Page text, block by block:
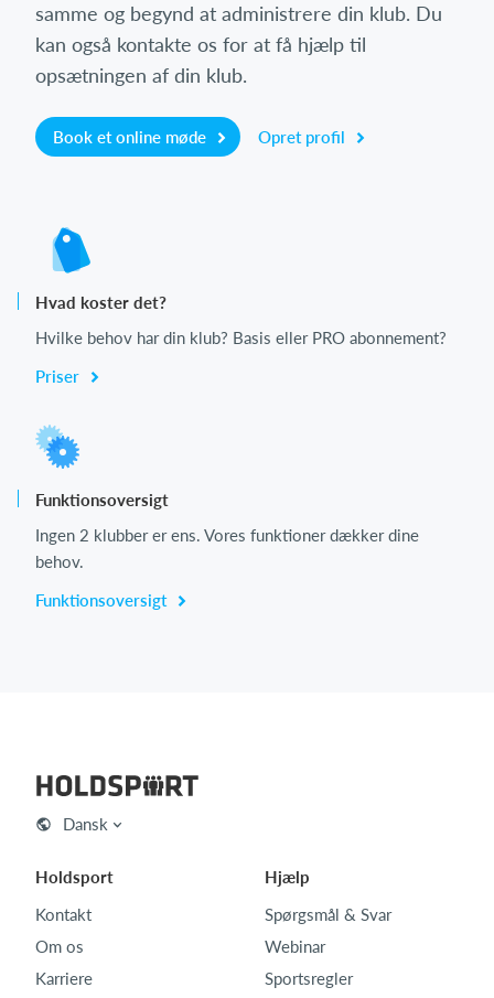
samme og begynd at administrere din klub. Du
kan også kontakte os for at få hjælp til
opsætningen af din klub.
Book et online møde Opret profil
Hvad koster det?
Hvilke behov har din klub? Basis eller PRO abonnement?
Priser
Funktionsoversigt
Ingen 2 klubber er ens. Vores funktioner dækker dine
behov.
Funktionsoversigt
Dansk
Holdsport
Kontakt
Om os
Karriere
Hjælp
Spørgsmål & Svar
Webinar
Sportsregler